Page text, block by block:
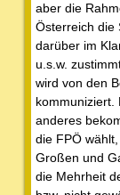
aber die
Österreich die
darüber im
u.s.w.
wird von den
kommuniziert.
anderes
die FPÖ
Großen und
die Mehrheit